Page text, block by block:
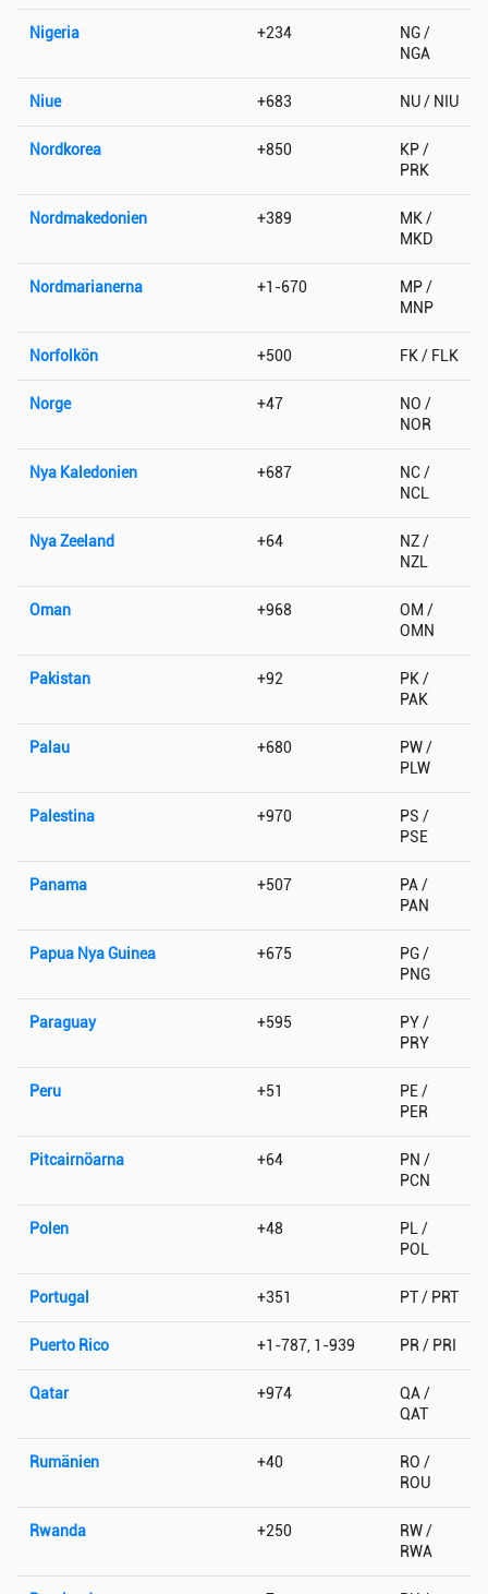
Nigeria +234
NG /
NGA
Niue +683 NU / NIU
Nordkorea +850
KP /
PRK
Nordmakedonien +389
MK /
MKD
Nordmarianerna +1-670
MP /
MNP
Norfolkön +500 FK / FLK
Norge +47
NO /
NOR
Nya Kaledonien +687
NC /
NCL
Nya Zeeland +64
NZ /
NZL
Oman +968
OM /
OMN
Pakistan +92
PK /
PAK
Palau +680
PW /
PLW
Palestina +970
PS /
PSE
Panama +507
PA /
PAN
Papua Nya Guinea +675
PG /
PNG
Paraguay +595
PY /
PRY
Peru +51
PE /
PER
Pitcairnöarna +64
PN /
PCN
Polen +48
PL /
POL
Portugal +351 PT / PRT
Puerto Rico +1-787, 1-939 PR / PRI
Qatar +974
QA /
QAT
Rumänien +40
RO /
ROU
Rwanda +250
RW /
RWA